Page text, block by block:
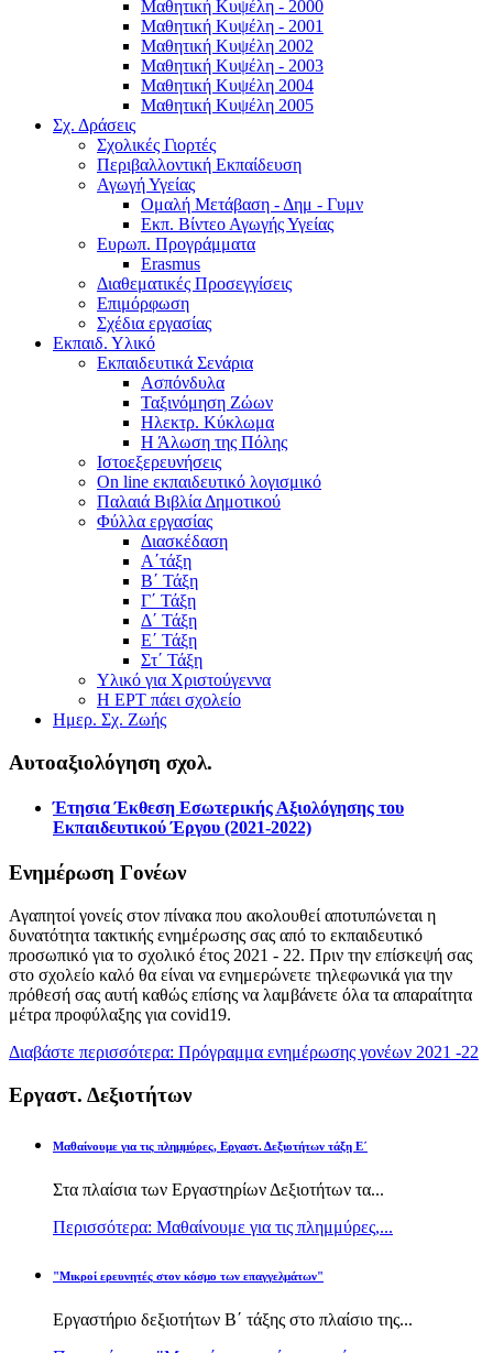
Μαθητική Κυψέλη - 2000
Μαθητική Κυψέλη - 2001
Μαθητική Κυψέλη 2002
Μαθητική Κυψέλη - 2003
Μαθητική Κυψέλη 2004
Μαθητική Κυψέλη 2005
Σχ. Δράσεις
Σχολικές Γιορτές
Περιβαλλοντική Εκπαίδευση
Αγωγή Υγείας
Ομαλή Μετάβαση - Δημ - Γυμν
Εκπ. Βίντεο Αγωγής Υγείας
Ευρωπ. Προγράμματα
Erasmus
Διαθεματικές Προσεγγίσεις
Επιμόρφωση
Σχέδια εργασίας
Εκπαιδ. Υλικό
Εκπαιδευτικά Σενάρια
Ασπόνδυλα
Ταξινόμηση Ζώων
Ηλεκτρ. Κύκλωμα
Η Άλωση της Πόλης
Ιστοεξερευνήσεις
On line εκπαιδευτικό λογισμικό
Παλαιά Βιβλία Δημοτικού
Φύλλα εργασίας
Διασκέδαση
Α΄τάξη
Β΄ Τάξη
Γ΄ Τάξη
Δ΄ Τάξη
Ε΄ Τάξη
Στ΄ Τάξη
Υλικό για Χριστούγεννα
Η ΕΡΤ πάει σχολείο
Ημερ. Σχ. Ζωής
Αυτοαξιολόγηση σχολ.
Έτησια Έκθεση Εσωτερικής Αξιολόγησης του
Εκπαιδευτικού Έργου (2021-2022)
Ενημέρωση Γονέων
Αγαπητοί γονείς στον πίνακα που ακολουθεί αποτυπώνεται η
δυνατότητα τακτικής ενημέρωσης σας από το εκπαιδευτικό
προσωπικό για το σχολικό έτος 2021 - 22. Πριν την επίσκεψή σας
στο σχολείο καλό θα είναι να ενημερώνετε τηλεφωνικά για την
πρόθεσή σας αυτή καθώς επίσης να λαμβάνετε όλα τα απαραίτητα
μέτρα προφύλαξης για covid19.
Διαβάστε περισσότερα: Πρόγραμμα ενημέρωσης γονέων 2021 -22
Εργαστ. Δεξιοτήτων
Μαθαίνουμε για τις πλημμύρες, Εργαστ. Δεξιοτήτων τάξη Ε΄
Στα πλαίσια των Εργαστηρίων Δεξιοτήτων τα...
Περισσότερα: Μαθαίνουμε για τις πλημμύρες,...
"Μικροί ερευνητές στον κόσμο των επαγγελμάτων"
Εργαστήριο δεξιοτήτων Β΄ τάξης στο πλαίσιο της...